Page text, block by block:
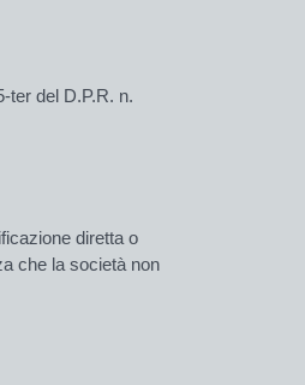
ter del D.P.R. n.
diretta o
che la società non